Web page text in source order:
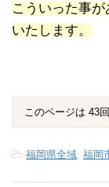
こういった事
いたします。
このページは 43
-福岡県全域, 福岡